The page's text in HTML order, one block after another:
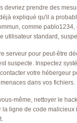
devriez prendre des
expliqué qu'il a
comme
utilisateur standard,
serveur pour peut-être
suspecte. Inspectez
votre hébergeur
dans vos fichiers.
même, nettoyer le
la ligne de code